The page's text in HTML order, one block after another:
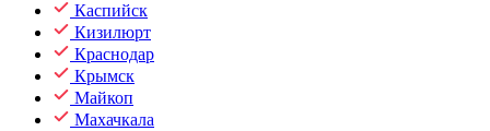
Каспийск
Кизилюрт
Краснодар
Крымск
Майкоп
Махачкала